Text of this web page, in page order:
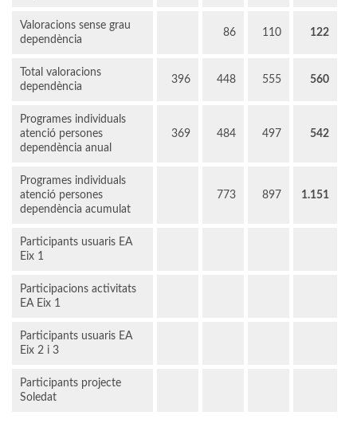
Valoracions sense grau
dependència
86 110 122
Total valoracions
dependència
396 448 555 560
Programes individuals
atenció persones
dependència anual
369 484 497 542
Programes individuals
atenció persones
dependència acumulat
773 897 1.151
Participants usuaris EA
Eix 1
Participacions activitats
EA Eix 1
Participants usuaris EA
Eix 2 i 3
Participants projecte
Soledat